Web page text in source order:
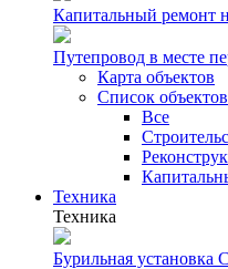
Капитальный ремонт
Путепровод в месте
Карта объектов
Список объектов
Все
Техника
Техника
Бурильная